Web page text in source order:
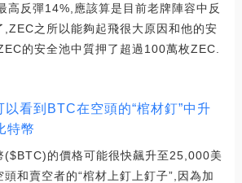
高反彈14%,應該算是目前老牌陣容中反
,ZEC之所以能夠起飛很大原因和他的安
的安全池中質押了超過100萬枚ZEC.
以看到BTC在空頭的“棺材釘”中升
特幣
($BTC)的價格可能很快飆升至25,000美
和賣空者的“棺材上釘上釘子”,因為加